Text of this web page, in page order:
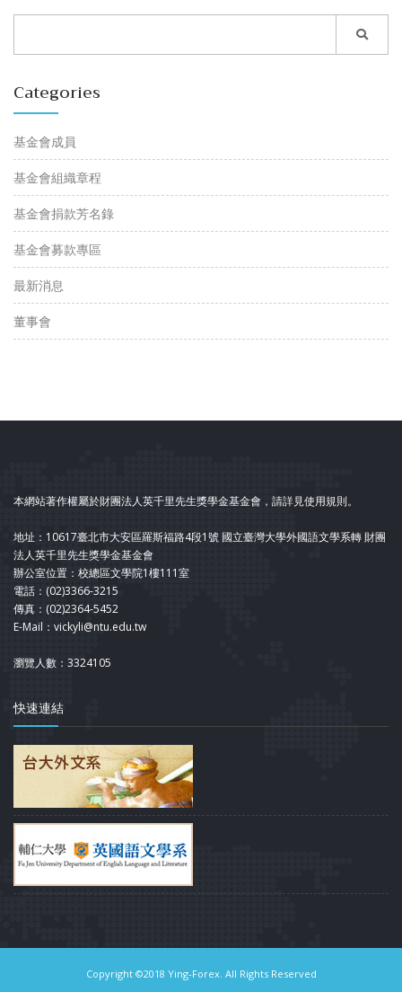
Categories
基金會成員
基金會組織章程
基金會捐款芳名錄
基金會募款專區
最新消息
董事會
本網站著作權屬於財團法人英千里先生獎學金基金會，請詳見使用規則。
地址：10617臺北市大安區羅斯福路4段1號 國立臺灣大學外國語文學系轉 財團
法人英千里先生獎學金基金會
辦公室位置：校總區文學院1樓111室
電話：(02)3366-3215
傳真：(02)2364-5452
E-Mail：vickyli@ntu.edu.tw
瀏覽人數：3324105
快速連結
Copyright ©2018 Ying-Forex. All Rights Reserved